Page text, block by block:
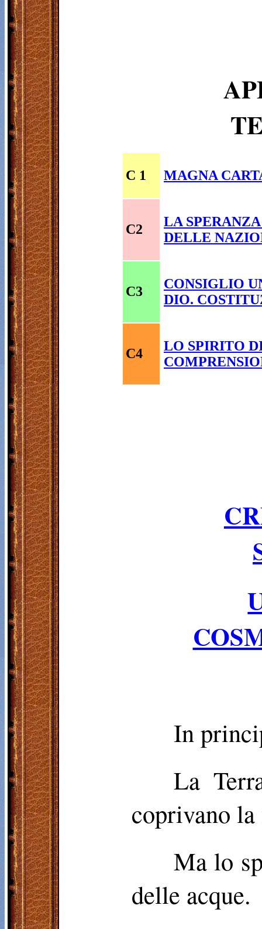
C 1 MAGNA
C2
LA
DELLE
C3
CONSIGLIO
DIO.
C4
LO SPIRITO
In
La
coprivano
Ma lo
delle acque.